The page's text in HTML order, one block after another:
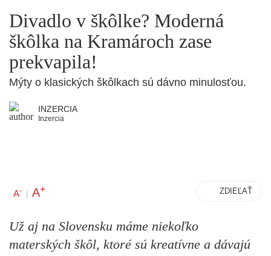
Divadlo v škôlke? Moderná
škôlka na Kramároch zase
prekvapila!
Mýty o klasických škôlkach sú dávno minulosťou.
INZERCIA
Inzercia
A- | A+ ZDIEĽAŤ
Už aj na Slovensku máme niekoľko
materských škôl, ktoré sú kreatívne a dávajú